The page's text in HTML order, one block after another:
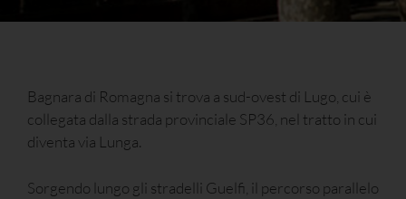
Bagnara di Romagna si trova a sud-ovest di Lugo, cui è
collegata dalla strada provinciale SP36, nel tratto in cui
diventa via Lunga.
Sorgendo lungo gli stradelli Guelfi, il percorso parallelo